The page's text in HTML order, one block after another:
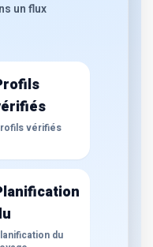
un flux
vérifiés
du